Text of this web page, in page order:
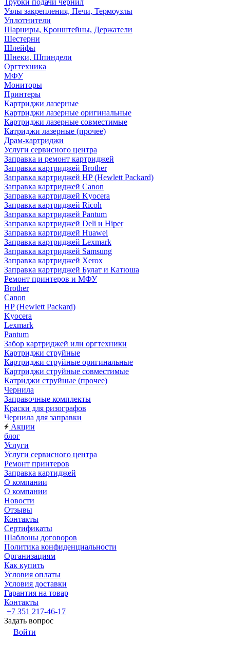
Трубки подачи чернил
Узлы закрепления, Печи, Термоузлы
Уплотнители
Шарниры, Кронштейны, Держатели
Шестерни
Шлейфы
Шнеки, Шпиндели
Оргтехника
МФУ
Мониторы
Принтеры
Картриджи лазерные
Картриджи лазерные оригинальные
Картриджи лазерные совместимые
Катриджи лазерные (прочее)
Драм-картриджи
Услуги сервисного центра
Заправка и ремонт картриджей
Заправка картриджей Brother
Заправка картриджей HP (Hewlett Packard)
Заправка картриджей Canon
Заправка картриджей Kyocera
Заправка картриджей Ricoh
Заправка картриджей Pantum
Заправка картриджей Deli и Hiper
Заправка картриджей Huawei
Заправка картриджей Lexmark
Заправка картриджей Samsung
Заправка картриджей Xerox
Заправка картриджей Булат и Катюша
Ремонт принтеров и МФУ
Brother
Canon
HP (Hewlett Packard)
Kyocera
Lexmark
Pantum
Забор картриджей или оргтехники
Картриджи струйные
Картриджи струйные оригинальные
Картриджи струйные совместимые
Катриджи струйные (прочее)
Чернила
Заправочные комплекты
Краски для ризографов
Чернила для заправки
Акции
блог
Услуги
Услуги сервисного центра
Ремонт принтеров
Заправка картиджей
О компании
О компании
Новости
Отзывы
Контакты
Сертификаты
Шаблоны договоров
Политика конфиденциальности
Организациям
Как купить
Условия оплаты
Условия доставки
Гарантия на товар
Контакты
+7 351 217-46-17
Задать вопрос
Войти